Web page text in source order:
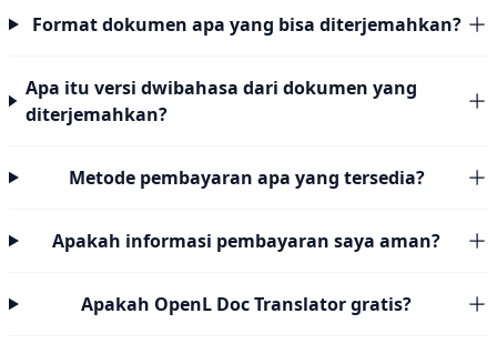
Format dokumen apa yang bisa diterjemahkan?
Apa itu versi dwibahasa dari dokumen yang
diterjemahkan?
Metode pembayaran apa yang tersedia?
Apakah informasi pembayaran saya aman?
Apakah OpenL Doc Translator gratis?